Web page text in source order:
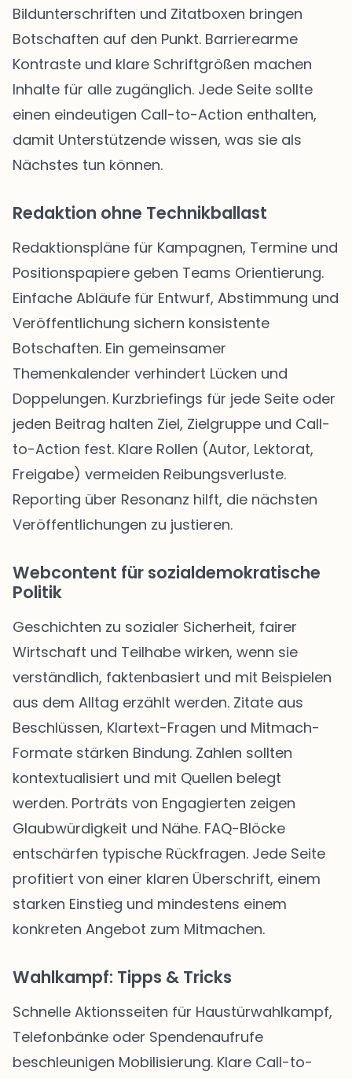
Bildunterschriften und Zitatboxen bringen
Botschaften auf den Punkt. Barrierearme
Kontraste und klare Schriftgrößen machen
Inhalte für alle zugänglich. Jede Seite sollte
einen eindeutigen Call-to-Action enthalten,
damit Unterstützende wissen, was sie als
Nächstes tun können.
Redaktion ohne Technikballast
Redaktionspläne für Kampagnen, Termine und
Positionspapiere geben Teams Orientierung.
Einfache Abläufe für Entwurf, Abstimmung und
Veröffentlichung sichern konsistente
Botschaften. Ein gemeinsamer
Themenkalender verhindert Lücken und
Doppelungen. Kurzbriefings für jede Seite oder
jeden Beitrag halten Ziel, Zielgruppe und Call-
to-Action fest. Klare Rollen (Autor, Lektorat,
Freigabe) vermeiden Reibungsverluste.
Reporting über Resonanz hilft, die nächsten
Veröffentlichungen zu justieren.
Webcontent für sozialdemokratische
Politik
Geschichten zu sozialer Sicherheit, fairer
Wirtschaft und Teilhabe wirken, wenn sie
verständlich, faktenbasiert und mit Beispielen
aus dem Alltag erzählt werden. Zitate aus
Beschlüssen, Klartext-Fragen und Mitmach-
Formate stärken Bindung. Zahlen sollten
kontextualisiert und mit Quellen belegt
werden. Porträts von Engagierten zeigen
Glaubwürdigkeit und Nähe. FAQ-Blöcke
entschärfen typische Rückfragen. Jede Seite
profitiert von einer klaren Überschrift, einem
starken Einstieg und mindestens einem
konkreten Angebot zum Mitmachen.
Wahlkampf: Tipps & Tricks
Schnelle Aktionsseiten für Haustürwahlkampf,
Telefonbänke oder Spendenaufrufe
beschleunigen Mobilisierung. Klare Call-to-